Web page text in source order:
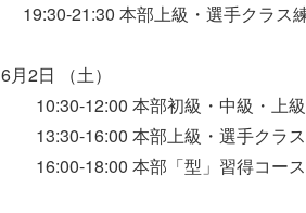
19:30-21:30 本部上級・選手クラス
6月2日 （土）
10:30-12:00 本部初級・中級・上級
13:30-16:00 本部上級・選手クラス
16:00-18:00 本部「型」習得コース